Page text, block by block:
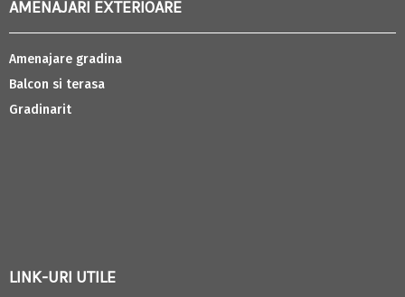
AMENAJARI EXTERIOARE
Amenajare gradina
Balcon si terasa
Gradinarit
LINK-URI UTILE